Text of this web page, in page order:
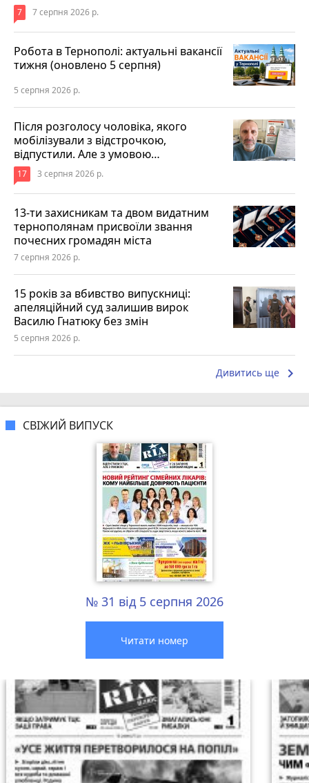
7 7 серпня 2026 р.
Робота в Тернополі: актуальні вакансії
тижня (оновлено 5 серпня)
5 серпня 2026 р.
Після розголосу чоловіка, якого
мобілізували з відстрочкою,
відпустили. Але з умовою…
17 3 серпня 2026 р.
13-ти захисникам та двом видатним
тернополянам присвоїли звання
почесних громадян міста
7 серпня 2026 р.
15 років за вбивство випускниці:
апеляційний суд залишив вирок
Василю Гнатюку без змін
5 серпня 2026 р.
Дивитись ще keyboard_arrow_right
СВІЖИЙ ВИПУСК
№ 31 від 5 серпня 2026
Читати номер